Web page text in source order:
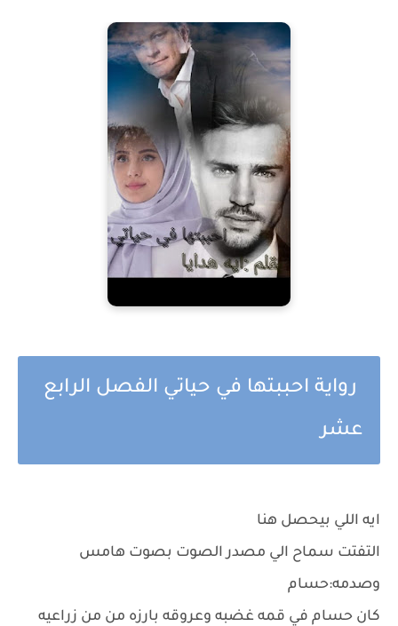
رواية احببتها في حياتي الفصل الرابع
عشر
ايه اللي بيحصل هنا
التفتت سماح الي مصدر الصوت بصوت هامس
وصدمه:حسام
كان حسام في قمه غضبه وعروقه بارزه من من زراعيه